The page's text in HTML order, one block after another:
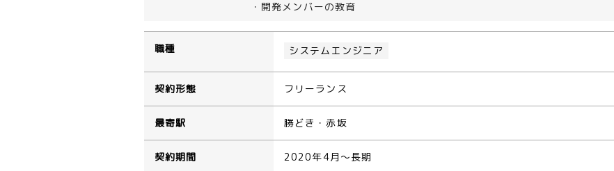
・開発メンバーの教育
職種 システムエンジニア
契約形態 フリーランス
最寄駅 勝どき・赤坂
契約期間 2020年4月～長期